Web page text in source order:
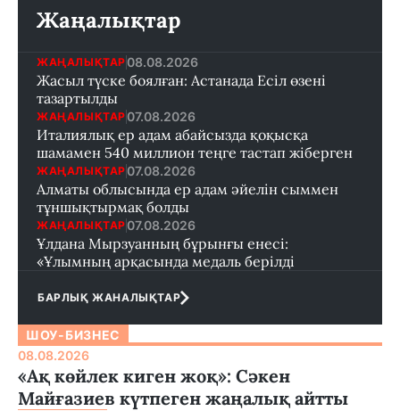
Жаңалықтар
ЖАҢАЛЫҚТАР 08.08.2026
Жасыл түске боялған: Астанада Есіл өзені
тазартылды
ЖАҢАЛЫҚТАР 07.08.2026
Италиялық ер адам абайсызда қоқысқа
шамамен 540 миллион теңге тастап жіберген
ЖАҢАЛЫҚТАР 07.08.2026
Алматы облысында ер адам әйелін сыммен
тұншықтырмақ болды
ЖАҢАЛЫҚТАР 07.08.2026
Ұлдана Мырзуанның бұрынғы енесі:
«Ұлымның арқасында медаль берілді
БАРЛЫҚ ЖАНАЛЫҚТАР
ШОУ-БИЗНЕС
08.08.2026
«Ақ көйлек киген жоқ»: Сәкен
Майғазиев күтпеген жаңалық айтты